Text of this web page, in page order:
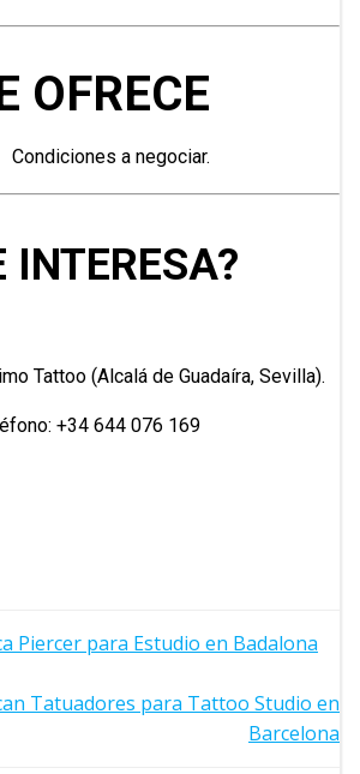
OFRECE
Condiciones a negociar.
INTERESA?
Tattoo (Alcalá de Guadaíra, Sevilla).
+34 644 076 169
Piercer para Estudio en Badalona
Tatuadores para Tattoo Studio en
Barcelona